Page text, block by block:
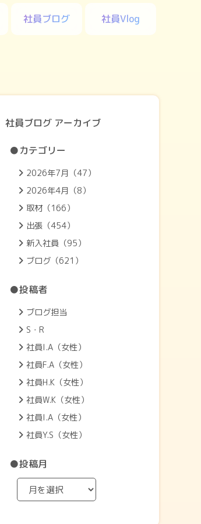
社員ブログ 社員Vlog
社員ブログ アーカイブ
●カテゴリー
2026年7月（47）
2026年4月（8）
取材（166）
出張（454）
新入社員（95）
ブログ（621）
●投稿者
ブログ担当
S・R
社員I.A（女性）
社員F.A（女性）
社員H.K（女性）
社員W.K（女性）
社員I.A（女性）
社員Y.S（女性）
●投稿月